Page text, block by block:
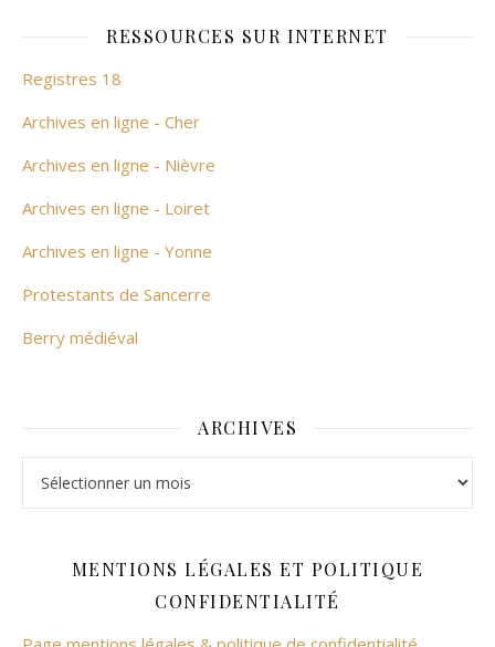
RESSOURCES SUR INTERNET
Registres 18
Archives en ligne - Cher
Archives en ligne - Nièvre
Archives en ligne - Loiret
Archives en ligne - Yonne
Protestants de Sancerre
Berry médiéval
ARCHIVES
MENTIONS LÉGALES ET POLITIQUE
CONFIDENTIALITÉ